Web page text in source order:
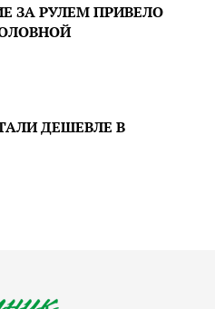
ЗА РУЛЕМ ПРИВЕЛО
ДЕШЕВЛЕ В